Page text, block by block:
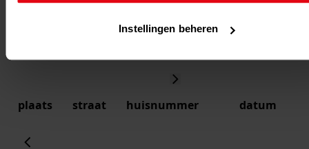
Instellingen beheren
plaats straat huisnummer datum